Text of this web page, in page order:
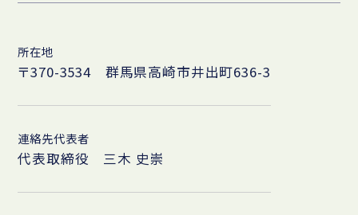
所在地
〒370-3534 群馬県高崎市井出町636-3
連絡先代表者
代表取締役 三木 史崇